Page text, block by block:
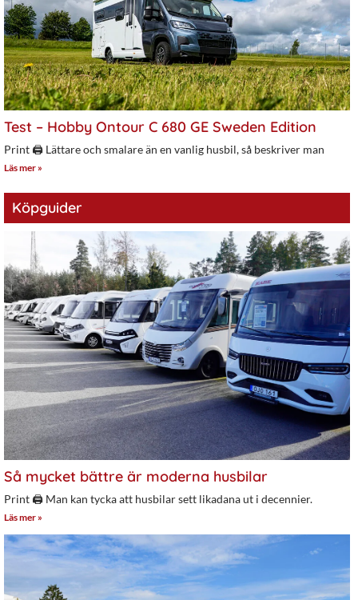
Test – Hobby Ontour C 680 GE Sweden Edition
Print 🖨 Lättare och smalare än en vanlig husbil, så beskriver man
Läs mer »
Köpguider
Så mycket bättre är moderna husbilar
Print 🖨 Man kan tycka att husbilar sett likadana ut i decennier.
Läs mer »